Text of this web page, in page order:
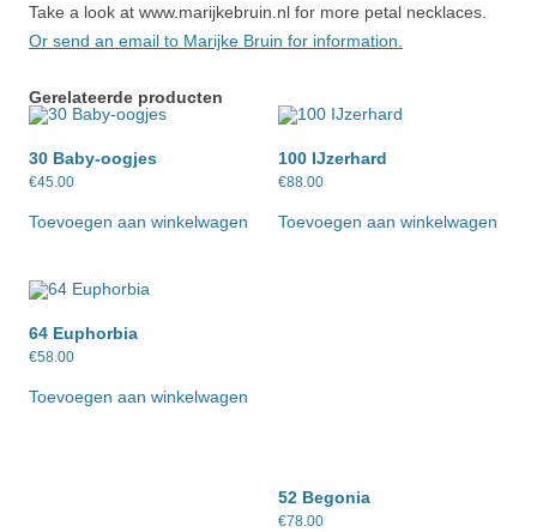
Take a look at www.marijkebruin.nl for more petal necklaces.
Or send an email to Marijke Bruin for information.
Gerelateerde producten
30 Baby-oogjes
€45.00
Toevoegen aan winkelwagen
100 IJzerhard
€88.00
Toevoegen aan winkelwagen
64 Euphorbia
€58.00
Toevoegen aan winkelwagen
52 Begonia
€78.00